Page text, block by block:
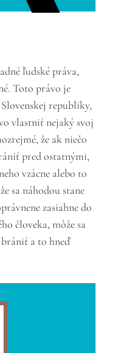
ľudské práva,
Toto právo je
republiky,
vlastniť nejaký svoj
že ak niečo
pred ostatnými,
vzácne alebo to
sa náhodou stane
zasiahne do
človeka, môže sa
a to hneď